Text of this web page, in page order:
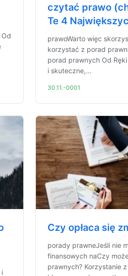
czytać prawo
Te 4
prawoWarto więc
korzystać z porad
porad prawnych Od
i skuteczne,...
30.11.-0001
i
Czy opłaca się
porady prawneJeśli nie
finansowych naCzy
prawnych? Korzystanie